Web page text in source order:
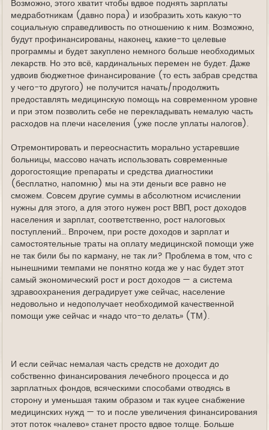
Возможно, этого хватит чтобы вдвое поднять зарплаты
медработникам (давно пора) и изобразить хоть какую-то
социальную справедливость по отношению к ним. Возможно,
будут профинансированы, наконец, какие-то целевые
программы и будет закуплено немного больше необходимых
лекарств. Но это всё, кардинальных перемен не будет. Даже
удвоив бюджетное финансирование (то есть забрав средства
у чего-то другого) не получится начать/продолжить
предоставлять медицинскую помощь на современном уровне
и при этом позволить себе не перекладывать немалую часть
расходов на плечи населения (уже после уплаты налогов).
Отремонтировать и переоснастить морально устаревшие
больницы, массово начать использовать современные
дорогостоящие препараты и средства диагностики
(бесплатно, напомню) мы на эти деньги все равно не
сможем. Совсем другие суммы в абсолютном исчислении
нужны для этого, а для этого нужен рост ВВП, рост доходов
населения и зарплат, соответственно, рост налоговых
поступлений… Впрочем, при росте доходов и зарплат и
самостоятельные траты на оплату медицинской помощи уже
не так били бы по карману, не так ли? Проблема в том, что с
нынешними темпами не понятно когда же у нас будет этот
самый экономический рост и рост доходов — а система
здравоохранения деградирует уже сейчас, население
недовольно и недополучает необходимой качественной
помощи уже сейчас и «надо что-то делать» (ТМ).
И если сейчас немалая часть средств не доходит до
собственно финансирования лечебного процесса и до
зарплатных фондов, всяческими способами отводясь в
сторону и уменьшая таким образом и так куцее снабжение
медицинских нужд — то и после увеличения финансирования
этот поток «налево» станет просто вдвое толще. Больше